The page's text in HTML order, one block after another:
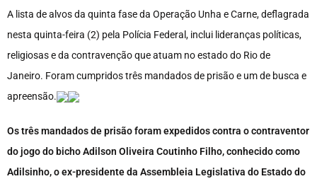
A lista de alvos da quinta fase da Operação Unha e Carne, deflagrada
nesta quinta-feira (2) pela Polícia Federal, inclui lideranças políticas,
religiosas e da contravenção que atuam no estado do Rio de
Janeiro. Foram cumpridos três mandados de prisão e um de busca e
apreensão.
Os três mandados de prisão foram expedidos contra o contraventor
do jogo do bicho Adilson Oliveira Coutinho Filho, conhecido como
Adilsinho, o ex-presidente da Assembleia Legislativa do Estado do